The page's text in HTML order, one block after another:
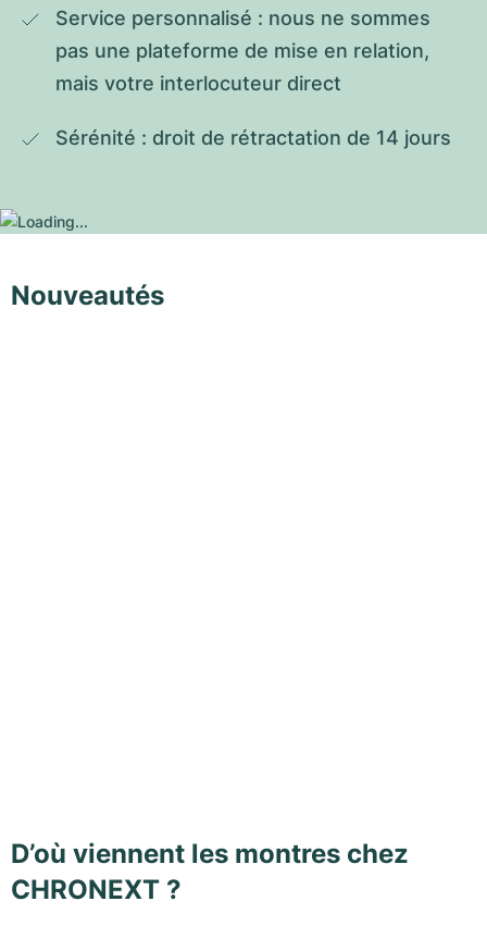
Service personnalisé : nous ne sommes
pas une plateforme de mise en relation,
mais votre interlocuteur direct
Sérénité : droit de rétractation de 14 jours
Nouveautés
D’où viennent les montres chez
CHRONEXT ?